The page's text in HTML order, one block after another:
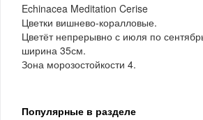
Echinacea Meditation Cerise
Цветки вишнево-коралловые.
Цветёт непрерывно с июля по
ширина 35см.
Зона морозостойкости 4.
Популярные в разделе